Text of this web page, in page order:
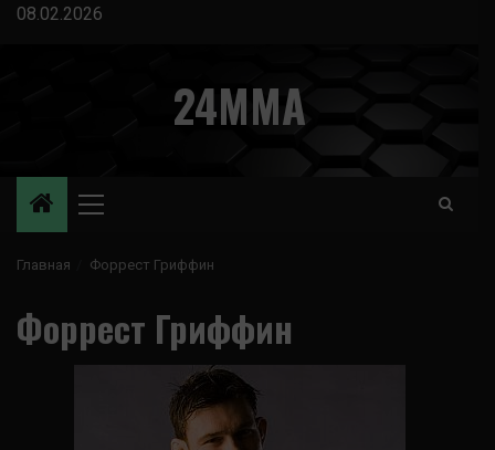
Перейти
08.02.2026
24MMA
Основное
Главная Форрест Гриффин
Форрест Гриффин